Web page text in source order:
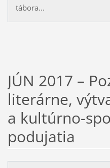
tábora...
JÚN 2017 –
literárne,
a kultúrno-
podujatia